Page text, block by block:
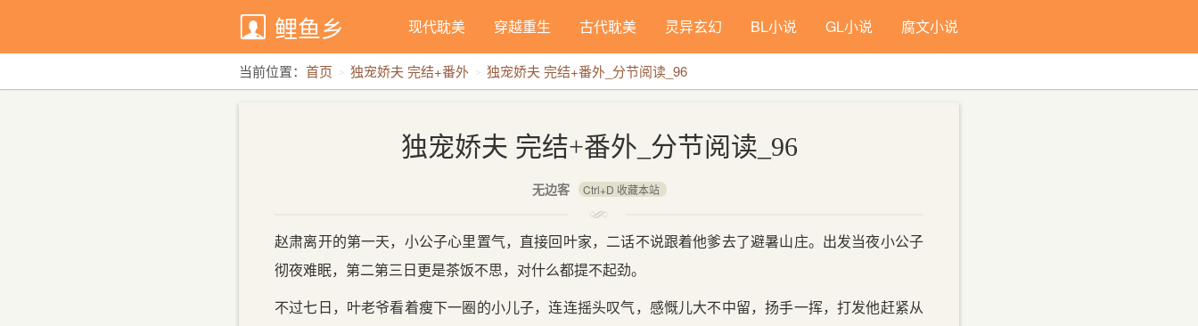
鲤鱼乡 现代耽美 穿越重生 古代耽美 灵异玄幻 BL小说 GL小说 腐文小说
当前位置： 首页 独宠娇夫 完结+番外
独宠娇夫 完结+番外_分节阅读_96
独宠娇夫 完结+番外_分节阅读_96
无边客 Ctrl+D 收藏本站
赵肃离开的第一天，小公子心里置气，直接回叶家，二话不说跟着他爹去了避暑山庄。出发当夜小公子
彻夜难眠，第二第三日更是茶饭不思，对什么都提不起劲。
不过七日，叶老爷看着瘦下一圈的小儿子，连连摇头叹气，感慨儿大不中留，扬手一挥，打发他赶紧从